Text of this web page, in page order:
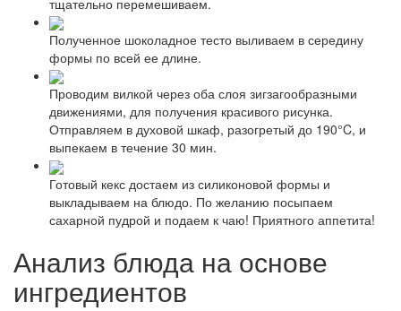
Полученное шоколадное тесто выливаем в середину
формы по всей ее длине.
Проводим вилкой через оба слоя зигзагообразными
движениями, для получения красивого рисунка.
Отправляем в духовой шкаф, разогретый до 190°C, и
выпекаем в течение 30 мин.
Готовый кекс достаем из силиконовой формы и
выкладываем на блюдо. По желанию посыпаем
сахарной пудрой и подаем к чаю! Приятного аппетита!
Анализ блюда на основе
ингредиентов